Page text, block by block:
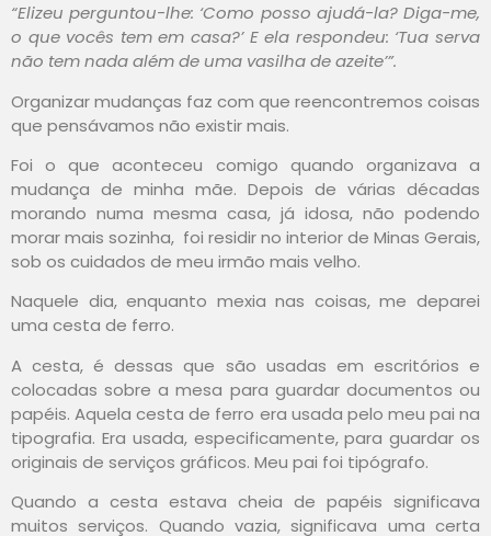
“Elizeu perguntou-lhe: ‘Como posso ajudá-la? Diga-me,
o que vocês tem em casa?’ E ela respondeu: ‘Tua serva
não tem nada além de uma vasilha de azeite’”.
Organizar mudanças faz com que reencontremos coisas
que pensávamos não existir mais.
Foi o que aconteceu comigo quando organizava a
mudança de minha mãe. Depois de várias décadas
morando numa mesma casa, já idosa, não podendo
morar mais sozinha, foi residir no interior de Minas Gerais,
sob os cuidados de meu irmão mais velho.
Naquele dia, enquanto mexia nas coisas, me deparei
uma cesta de ferro.
A cesta, é dessas que são usadas em escritórios e
colocadas sobre a mesa para guardar documentos ou
papéis. Aquela cesta de ferro era usada pelo meu pai na
tipografia. Era usada, especificamente, para guardar os
originais de serviços gráficos. Meu pai foi tipógrafo.
Quando a cesta estava cheia de papéis significava
muitos serviços. Quando vazia, significava uma certa